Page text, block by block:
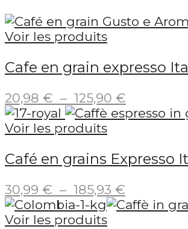
Voir les produits
Cafe en grain expresso
20,98 € – 125,90 €
de
à
Voir les produits
Café en grains Expresso
30,99 € – 185,93 €
de
Voir les produits